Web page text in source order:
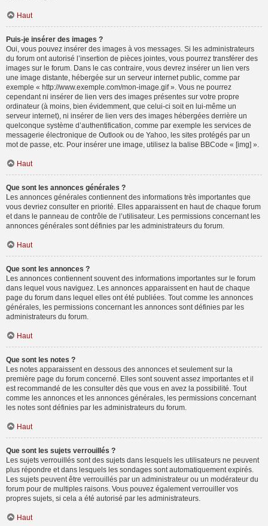
Haut
Puis-je insérer des images ?
Oui, vous pouvez insérer des images à vos messages. Si les administrateurs
du forum ont autorisé l’insertion de pièces jointes, vous pourrez transférer des
images sur le forum. Dans le cas contraire, vous devrez insérer un lien vers
une image distante, hébergée sur un serveur internet public, comme par
exemple « http://www.exemple.com/mon-image.gif ». Vous ne pourrez
cependant ni insérer de lien vers des images présentes sur votre propre
ordinateur (à moins, bien évidemment, que celui-ci soit en lui-même un
serveur internet), ni insérer de lien vers des images hébergées derrière un
quelconque système d’authentification, comme par exemple les services de
messagerie électronique de Outlook ou de Yahoo, les sites protégés par un
mot de passe, etc. Pour insérer une image, utilisez la balise BBCode « [img] ».
Haut
Que sont les annonces générales ?
Les annonces générales contiennent des informations très importantes que
vous devriez consulter en priorité. Elles apparaissent en haut de chaque forum
et dans le panneau de contrôle de l’utilisateur. Les permissions concernant les
annonces générales sont définies par les administrateurs du forum.
Haut
Que sont les annonces ?
Les annonces contiennent souvent des informations importantes sur le forum
dans lequel vous naviguez. Les annonces apparaissent en haut de chaque
page du forum dans lequel elles ont été publiées. Tout comme les annonces
générales, les permissions concernant les annonces sont définies par les
administrateurs du forum.
Haut
Que sont les notes ?
Les notes apparaissent en dessous des annonces et seulement sur la
première page du forum concerné. Elles sont souvent assez importantes et il
est recommandé de les consulter dès que vous en avez la possibilité. Tout
comme les annonces et les annonces générales, les permissions concernant
les notes sont définies par les administrateurs du forum.
Haut
Que sont les sujets verrouillés ?
Les sujets verrouillés sont des sujets dans lesquels les utilisateurs ne peuvent
plus répondre et dans lesquels les sondages sont automatiquement expirés.
Les sujets peuvent être verrouillés par un administrateur ou un modérateur du
forum pour de multiples raisons. Vous pouvez également verrouiller vos
propres sujets, si cela a été autorisé par les administrateurs.
Haut